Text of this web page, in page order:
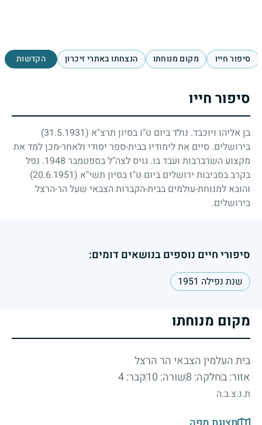
סיפור חייו מקום מנוחתו הנצחתו באתרי זיכרון הקדשות
סיפור חייו
בן אליהו ויוכבד. נולד ביום ט"ו בסיון תרצ"א (31.5.1931)
בירושלים. סיים את לימודיו בבית-ספר יסודי ולאחר-מכן למד את
מקצוע השרברבות ועבד בו. גויס לצה"ל בספטמבר 1948. נפל
בקרב בסביבות ירושלים ביום ט"ז בסיון תשי"א (20.6.1951)
והובא למנוחת-עולמים בבית-הקברות הצבאי שעל הר-הרצל
בירושלים.
סיפורי חיים נוספים בנושאים דומים:
שנת נפילה 1951
מקום מנוחתו
בית העלמין הצבאי הר הרצל
אזור: בחלקה: 8 שורה: 10 קבר: 4
ת.נ.צ.ב.ה